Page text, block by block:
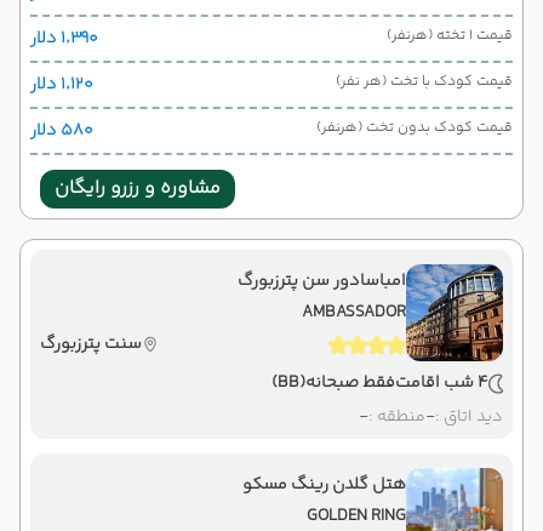
قیمت 1 تخته (هرنفر) ۱٬۳۹۰ دلار
قیمت کودک با تخت (هر نفر) ۱٬۱۲۰ دلار
قیمت کودک بدون تخت (هرنفر) ۵۸۰ دلار
مشاوره و رزرو رایگان
امباسادور سن پترزبورگ
AMBASSADOR
سنت پترزبورگ
4 شب اقامت
فقط صبحانه(BB)
دید اتاق :-منطقه :-
هتل گلدن رینگ مسکو
GOLDEN RING